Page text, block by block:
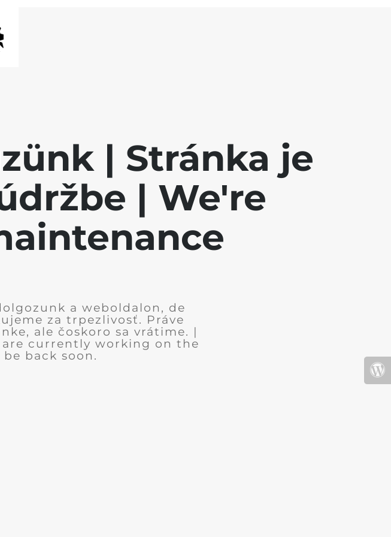
| Stránka je
| We're
a weboldalon, de
za trpezlivosť. Práve
ale čoskoro sa vrátime. |
currently working on the
back soon.